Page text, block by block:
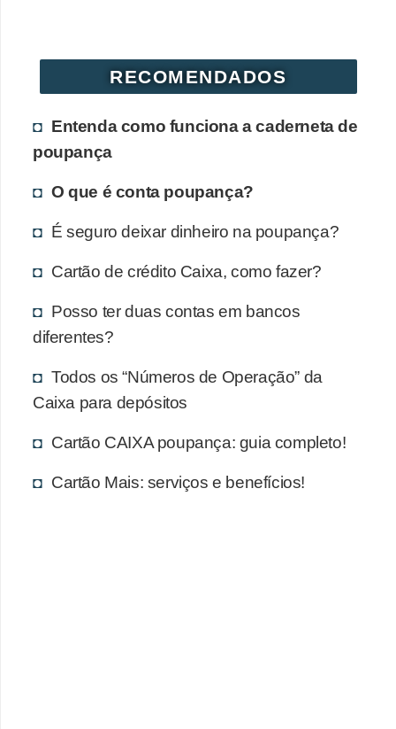
RECOMENDADOS
Entenda como funciona a caderneta de
poupança
O que é conta poupança?
É seguro deixar dinheiro na poupança?
Cartão de crédito Caixa, como fazer?
Posso ter duas contas em bancos
diferentes?
Todos os “Números de Operação” da
Caixa para depósitos
Cartão CAIXA poupança: guia completo!
Cartão Mais: serviços e benefícios!